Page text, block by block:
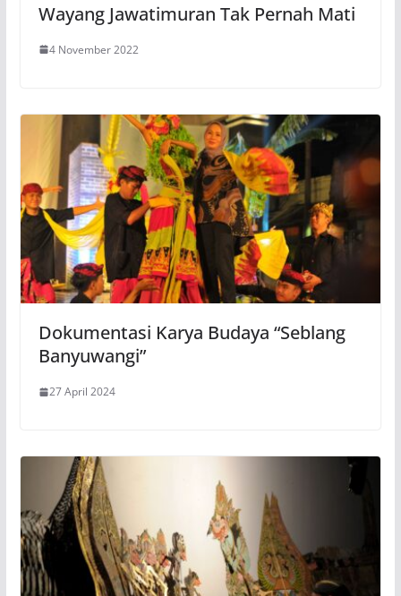
Wayang Jawatimuran Tak Pernah Mati
4 November 2022
Dokumentasi Karya Budaya “Seblang
Banyuwangi”
27 April 2024